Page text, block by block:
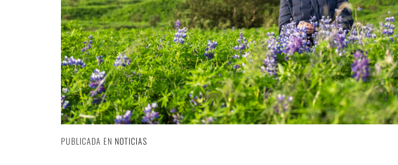
PUBLICADA EN NOTICIAS